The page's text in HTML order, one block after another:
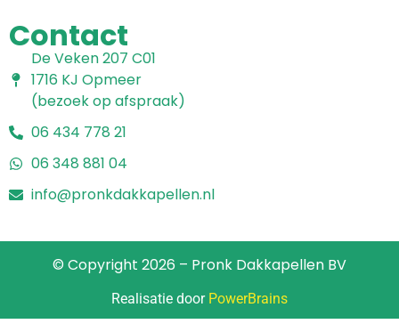
Contact
De Veken 207 C01
1716 KJ Opmeer
(bezoek op afspraak)
06 434 778 21
06 348 881 04
info@pronkdakkapellen.nl
© Copyright 2026 – Pronk Dakkapellen BV
Realisatie door PowerBrains